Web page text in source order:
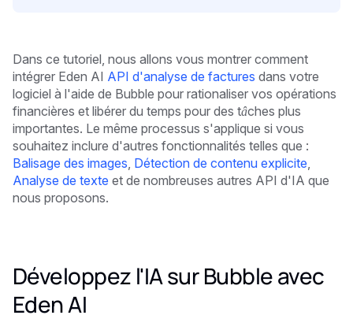
Dans ce tutoriel, nous allons vous montrer comment
intégrer Eden AI API d'analyse de factures dans votre
logiciel à l'aide de Bubble pour rationaliser vos opérations
financières et libérer du temps pour des tâches plus
importantes. Le même processus s'applique si vous
souhaitez inclure d'autres fonctionnalités telles que :
Balisage des images Détection de contenu explicite
Analyse de texte et de nombreuses autres API d'IA que
nous proposons.
Développez l'IA sur Bubble avec
Eden AI